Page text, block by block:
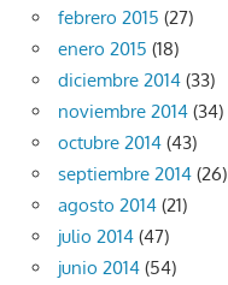
febrero 2015 (27)
enero 2015 (18)
diciembre 2014 (33)
noviembre 2014 (34)
octubre 2014 (43)
septiembre 2014 (26)
agosto 2014 (21)
julio 2014 (47)
junio 2014 (54)